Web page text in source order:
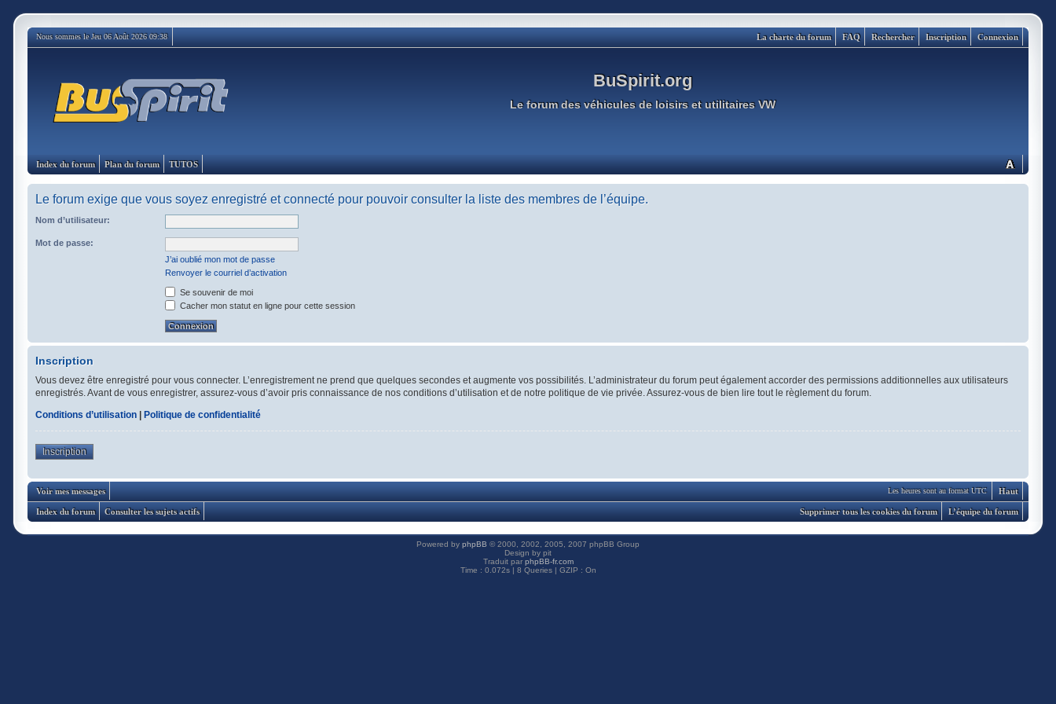
Nous sommes le Jeu 06 Août 2026 09:38 Connexion
Inscription
Rechercher
FAQ
La charte du forum
BuSpirit.org
Le forum des véhicules de loisirs et utilitaires VW
Index du forum Plan du forum TUTOS
Le forum exige que vous soyez enregistré et connecté pour pouvoir consulter la liste des membres de l’équipe.
Nom d’utilisateur:
Mot de passe:
J’ai oublié mon mot de passe
Renvoyer le courriel d’activation
Se souvenir de moi
Cacher mon statut en ligne pour cette session
Inscription
Vous devez être enregistré pour vous connecter. L’enregistrement ne prend que quelques secondes et augmente vos possibilités. L’administrateur du forum peut également accorder des permissions additionnelles aux utilisateurs
enregistrés. Avant de vous enregistrer, assurez-vous d’avoir pris connaissance de nos conditions d’utilisation et de notre politique de vie privée. Assurez-vous de bien lire tout le règlement du forum.
Conditions d’utilisation
Politique de confidentialité
Inscription
Haut
Les heures sont au format UTC
Voir mes messages
Index du forum Consulter les sujets actifs L’équipe du forum
Supprimer tous les cookies du forum
Powered by phpBB © 2000, 2002, 2005, 2007 phpBB Group
Design by pit
Traduit par phpBB-fr.com
Time : 0.072s | 8 Queries | GZIP : On